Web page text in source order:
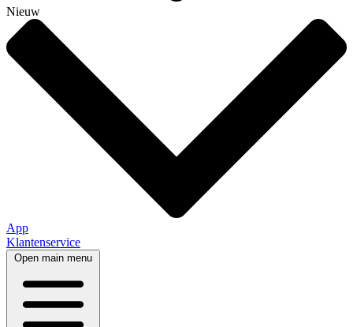
Nieuw
App
Klantenservice
Open main menu